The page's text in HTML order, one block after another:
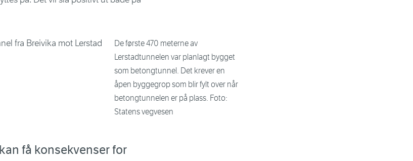
De første 470 meterne av
Lerstadtunnelen var planlagt bygget
som betongtunnel. Det krever en
åpen byggegrop som blir fylt over når
betongtunnelen er på plass. Foto:
Statens vegvesen
få konsekvenser for